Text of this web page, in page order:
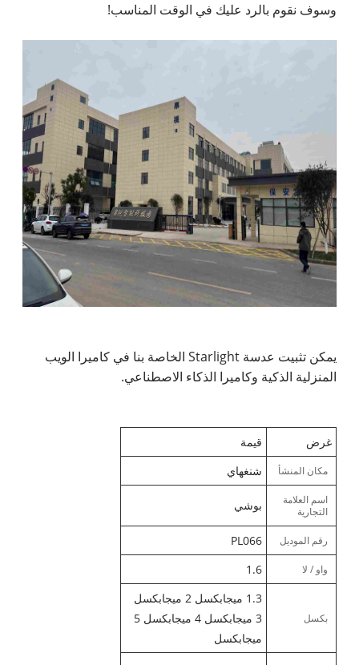
وسوف نقوم بالرد عليك في الوقت المناسب!
يمكن تثبيت عدسة Starlight الخاصة بنا في كاميرا الويب
المنزلية الذكية وكاميرا الذكاء الاصطناعي.
غرض قيمة
مكان المنشأ شنغهاي
اسم العلامة
التجارية
بوشي
رقم الموديل PL066
واو / لا 1.6
بكسل
1.3 ميجابكسل 2 ميجابكسل
3 ميجابكسل 4 ميجابكسل 5
ميجابكسل